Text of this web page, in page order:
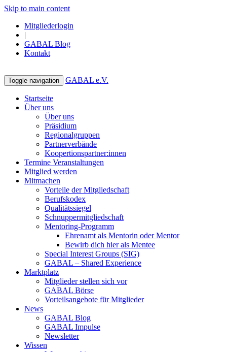
Skip to main content
Mitgliederlogin
|
GABAL Blog
Kontakt
Toggle navigation GABAL e.V.
Startseite
Über uns
Über uns
Präsidium
Regionalgruppen
Partnerverbände
Koopertionspartner:innen
Termine Veranstaltungen
Mitglied werden
Mitmachen
Vorteile der Mitgliedschaft
Berufskodex
Qualitätssiegel
Schnuppermitgliedschaft
Mentoring-Programm
Ehrenamt als Mentorin oder Mentor
Bewirb dich hier als Mentee
Special Interest Groups (SIG)
GABAL – Shared Experience
Marktplatz
Mitglieder stellen sich vor
GABAL Börse
Vorteilsangebote für Mitglieder
News
GABAL Blog
GABAL Impulse
Newsletter
Wissen